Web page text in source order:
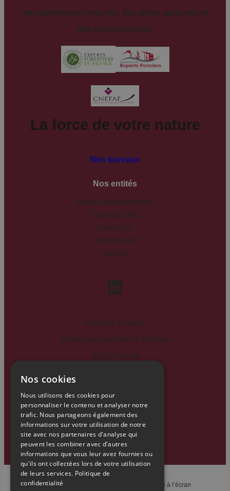
des patrimoines arborés, des terres agricoles et
des infrastructures.
La force de votre nature
Nos bureaux
Nos entités
Bureau d’études forestières
Centre de l’Arbre
Transactions
Forestry Europe
My Forêt
LinkedIn
Forestry France
16 ter boulevard de la Taillerie
63130 Royat
Nous contacter
© 2025 Forestry France – , de l’idée à l’écran
Nos cookies
Nous utilisons des cookies pour
personnaliser le contenu et analyser notre
trafic. Nous partageons également des
informations sur votre utilisation de notre
site avec nos partenaires d'analyse qui
peuvent les combiner avec d'autres
informations que vous leur avez fournies ou
qu'ils ont collectées lors de votre utilisation
de leurs services. Politique de
confidentialité